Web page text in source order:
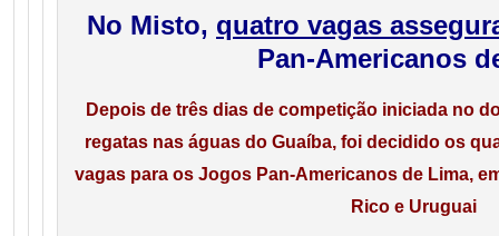
No Misto, quatro vagas
Pan-Americanos
Depois de três dias de competição iniciada no
regatas nas águas do Guaíba, foi decidido os
vagas para os Jogos Pan-Americanos de Lima,
Rico e Uruguai